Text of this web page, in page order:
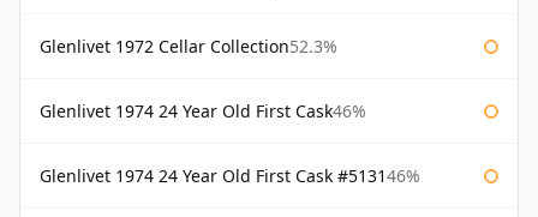
Glenlivet 1972 Cellar Collection52.3%
Glenlivet 1974 24 Year Old First Cask46%
Glenlivet 1974 24 Year Old First Cask #513146%